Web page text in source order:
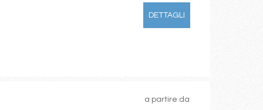
DETTAGLI
a partire da